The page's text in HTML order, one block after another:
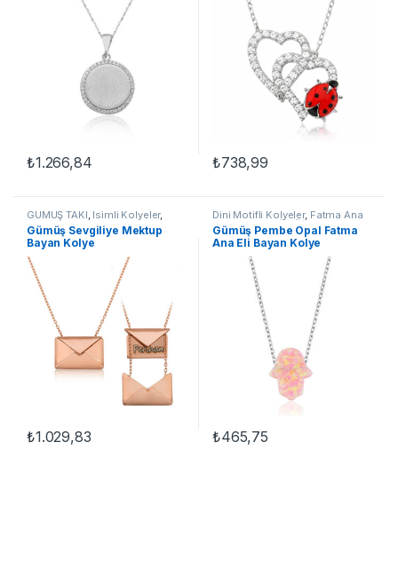
₺1.266,84 ₺738,99
GÜMÜŞ TAKI İsimli Kolyeler,
Kadın Kolyeleri,Kolye
Gümüş Sevgiliye Mektup
Bayan Kolye
₺1.029,83
Dini Motifli Kolyeler, Fatma Ana
Eli Kolyeler GÜMÜŞ TAKI Kadın
Kolyeleri ,Kolye
Gümüş Pembe Opal Fatma
Ana Eli Bayan Kolye
₺465,75